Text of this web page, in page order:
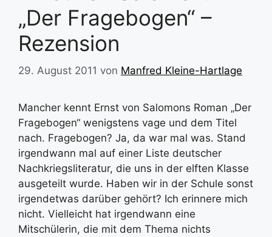
„Der Fragebogen“ –
Rezension
29. August 2011 von Manfred Kleine-Hartlage
Mancher kennt Ernst von Salomons Roman „Der
Fragebogen“ wenigstens vage und dem Titel
nach. Fragebogen? Ja, da war mal was. Stand
irgendwann mal auf einer Liste deutscher
Nachkriegsliteratur, die uns in der elften Klasse
ausgeteilt wurde. Haben wir in der Schule sonst
irgendetwas darüber gehört? Ich erinnere mich
nicht. Vielleicht hat irgendwann eine
Mitschülerin, die mit dem Thema nichts